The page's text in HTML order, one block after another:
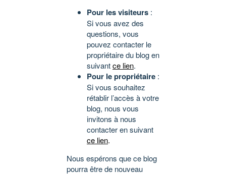
Pour les visiteurs :
Si vous avez des
questions, vous
pouvez contacter le
propriétaire du blog en
suivantce lien.
Pour le propriétaire :
Si vous souhaitez
rétablir l’accès à votre
blog, nous vous
invitons à nous
contacter en suivant
ce lien.
Nous espérons que ce blog
pourra être de nouveau